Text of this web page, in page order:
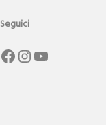
Seguici
Facebook
Instagram
YouTube